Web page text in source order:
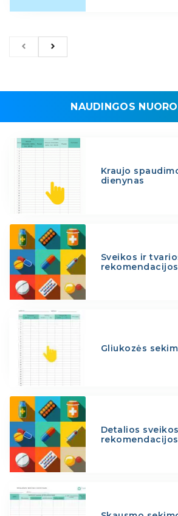
NAUDINGOS
Kraujo
dienynas
Sveikos ir
rekomendacijos
Gliukozės
Detalios